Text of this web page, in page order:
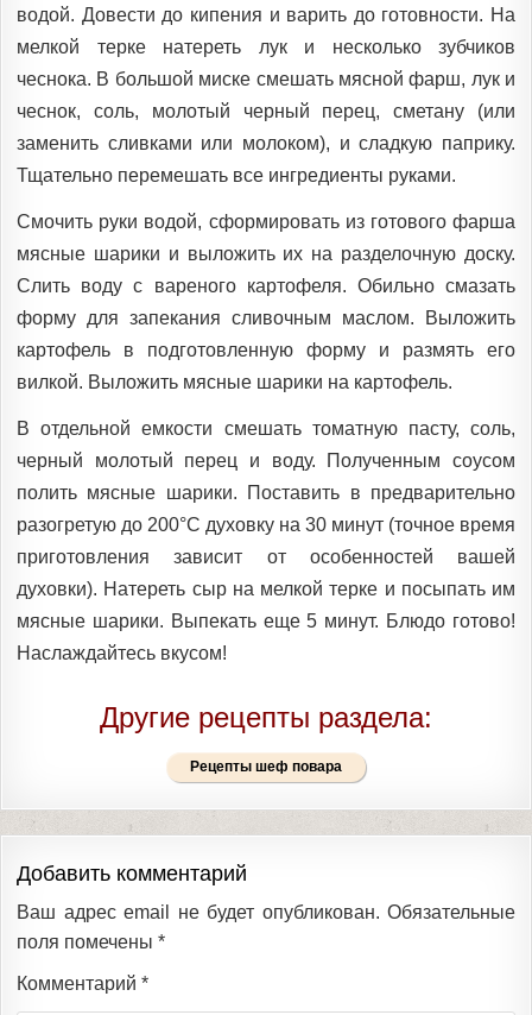
водой. Довести до кипения и варить до готовности. На
мелкой терке натереть лук и несколько зубчиков
чеснока. В большой миске смешать мясной фарш, лук и
чеснок, соль, молотый черный перец, сметану (или
заменить сливками или молоком), и сладкую паприку.
Тщательно перемешать все ингредиенты руками.
Смочить руки водой, сформировать из готового фарша
мясные шарики и выложить их на разделочную доску.
Слить воду с вареного картофеля. Обильно смазать
форму для запекания сливочным маслом. Выложить
картофель в подготовленную форму и размять его
вилкой. Выложить мясные шарики на картофель.
В отдельной емкости смешать томатную пасту, соль,
черный молотый перец и воду. Полученным соусом
полить мясные шарики. Поставить в предварительно
разогретую до 200°C духовку на 30 минут (точное время
приготовления зависит от особенностей вашей
духовки). Натереть сыр на мелкой терке и посыпать им
мясные шарики. Выпекать еще 5 минут. Блюдо готово!
Наслаждайтесь вкусом!
Другие рецепты раздела:
Рецепты шеф повара
Добавить комментарий
Ваш адрес email не будет опубликован. Обязательные
поля помечены *
Комментарий *